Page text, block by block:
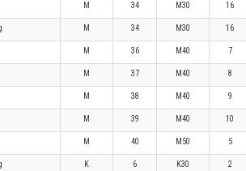
M 34 M30 16
M 34 M30 16
M 36 M40 7
M 37 M40 8
M 38 M40 9
M 39 M40 10
M 40 M50 5
K 6 K30 2